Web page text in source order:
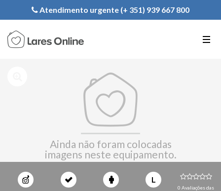
Registe a sua Instituição
Atendimento urgente (+ 351) 939 667 800
Ainda não foram colocadas
imagens neste equipamento.
L
0 Avaliações das